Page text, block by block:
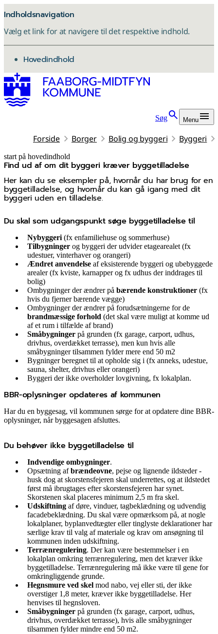
Indholdsnavigation
Vælg et link for at navigere til det respektive indhold.
gå til
Hovedindhold
Søg Menu
Forside Borger Bolig og byggeri Byggeri
start på hovedindhold
Find ud af om dit byggeri kræver byggetilladelse
Her kan du se eksempler på, hvornår du har brug for en
byggetilladelse, og hvornår du kan gå igang med dit
byggeri uden en tilladelse.
senest opdateret 28. januar 2026
Du skal som udgangspunkt søge byggetilladelse til
Nybyggeri (fx enfamiliehuse og sommerhuse)
Tilbygninger og byggeri der udvider etagearealet (fx
udestuer, vinterhaver og orangeri)
Ændret anvendelse af eksisterende byggeri og ubebyggede
arealer (fx kviste, karnapper og fx udhus der inddrages til
bolig)
Ombygninger der ændrer på bærende konstruktioner (fx
hvis du fjerner bærende vægge)
Ombygninger der ændrer på forudsætningerne for de
brandmæssige forhold (det skal være muligt at komme ud
af et rum i tilfælde af brand)
Småbygninger på grunden (fx garage, carport, udhus,
drivhus, overdækket terrasse), men kun hvis alle
småbygninger tilsammen fylder mere end 50 m2
Bygninger beregnet til at opholde sig i (fx anneks, udestue,
sauna, shelter, drivhus eller orangeri)
Byggeri der ikke overholder lovgivning, fx lokalplan.
BBR-oplysninger opdateres af kommunen
Har du en byggesag, vil kommunen sørge for at opdatere dine BBR-
oplysninger, når byggesagen afsluttes.
Du behøver ikke byggetilladelse til
Indvendige ombygninger.
Opsætning afbrændeovne, pejse og lignende ildsteder -
husk dog at skorstensfejeren skal underrettes, og at ildstedet
først må ibrugtages efter skorstensfejeren har synet.
Skorstenen skal placeres minimum 2,5 m fra skel.
Udskiftning af døre, vinduer, tagbeklædning og udvendig
facadebeklædning. Du skal være opmærksom på, at nogle
lokalplaner, byplanvedtægter eller tinglyste deklarationer har
særlige krav til valg af materiale og krav om ansøgning til
kommunen inden udskiftning.
Terrænregulering. Der kan være bestemmelser i en
lokalplan omkring terrænregulering, men det kræver ikke
byggetilladelse. Terrænregulering må ikke være til gene for
omkringliggende grunde.
Hegnsmure ved skel mod nabo, vej eller sti, der ikke
overstiger 1,8 meter, kræver ikke byggetilladelse. Her
henvises til hegnsloven.
Småbygninger på grunden (fx garage, carport, udhus,
drivhus, overdækket terrasse), hvis alle småbygninger
tilsammen fylder mindre end 50 m2.